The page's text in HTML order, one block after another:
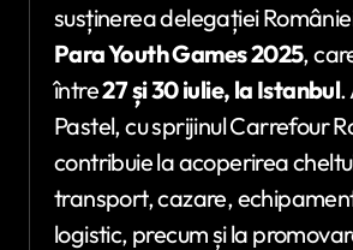
susținerea delegației
Para Youth Games 2025,
între27 și 30 iulie, la Istanbul.
Pastel, cu sprijinul Carrefour
contribuie la acoperirea
transport, cazare,
logistic, precum și la